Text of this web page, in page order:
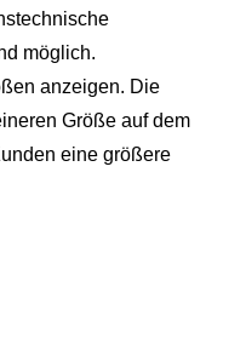
möglich.
anzeigen. Die
Größe auf dem
eine größere